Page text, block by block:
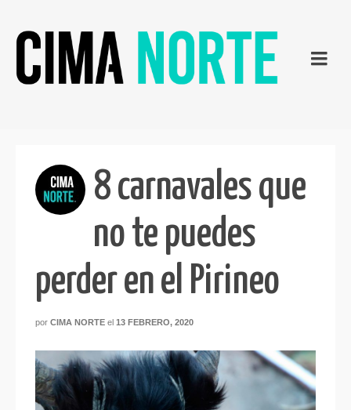
8 carnavales que
no te puedes
perder en el Pirineo
por CIMA NORTE el 13 FEBRERO, 2020